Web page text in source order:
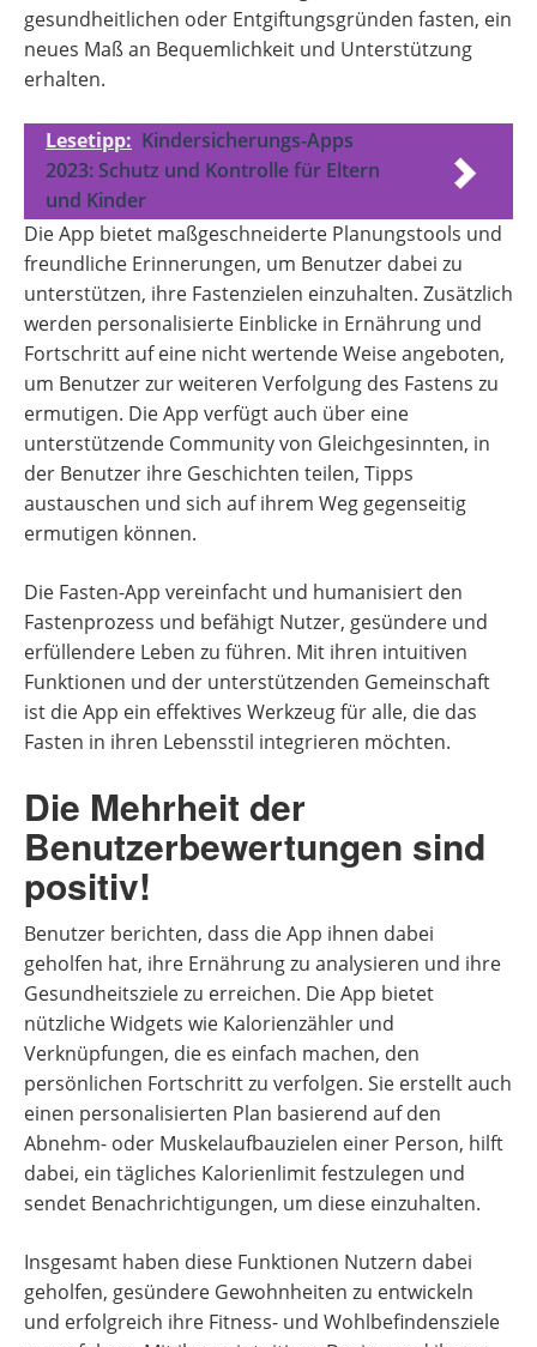
gesundheitlichen oder Entgiftungsgründen fasten, ein
neues Maß an Bequemlichkeit und Unterstützung
erhalten.
Lesetipp: Kindersicherungs-Apps
2023: Schutz und Kontrolle für Eltern
und Kinder
Die App bietet maßgeschneiderte Planungstools und
freundliche Erinnerungen, um Benutzer dabei zu
unterstützen, ihre Fastenzielen einzuhalten. Zusätzlich
werden personalisierte Einblicke in Ernährung und
Fortschritt auf eine nicht wertende Weise angeboten,
um Benutzer zur weiteren Verfolgung des Fastens zu
ermutigen. Die App verfügt auch über eine
unterstützende Community von Gleichgesinnten, in
der Benutzer ihre Geschichten teilen, Tipps
austauschen und sich auf ihrem Weg gegenseitig
ermutigen können.
Die Fasten-App vereinfacht und humanisiert den
Fastenprozess und befähigt Nutzer, gesündere und
erfüllendere Leben zu führen. Mit ihren intuitiven
Funktionen und der unterstützenden Gemeinschaft
ist die App ein effektives Werkzeug für alle, die das
Fasten in ihren Lebensstil integrieren möchten.
Die Mehrheit der
Benutzerbewertungen sind
positiv!
Benutzer berichten, dass die App ihnen dabei
geholfen hat, ihre Ernährung zu analysieren und ihre
Gesundheitsziele zu erreichen. Die App bietet
nützliche Widgets wie Kalorienzähler und
Verknüpfungen, die es einfach machen, den
persönlichen Fortschritt zu verfolgen. Sie erstellt auch
einen personalisierten Plan basierend auf den
Abnehm- oder Muskelaufbauzielen einer Person, hilft
dabei, ein tägliches Kalorienlimit festzulegen und
sendet Benachrichtigungen, um diese einzuhalten.
Insgesamt haben diese Funktionen Nutzern dabei
geholfen, gesündere Gewohnheiten zu entwickeln
und erfolgreich ihre Fitness- und Wohlbefindensziele